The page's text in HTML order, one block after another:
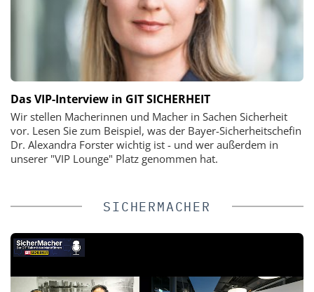
Das VIP-Interview in GIT SICHERHEIT
Wir stellen Macherinnen und Macher in Sachen Sicherheit
vor. Lesen Sie zum Beispiel, was der Bayer-Sicherheitschefin
Dr. Alexandra Forster wichtig ist - und wer außerdem in
unserer "VIP Lounge" Platz genommen hat.
SICHERMACHER